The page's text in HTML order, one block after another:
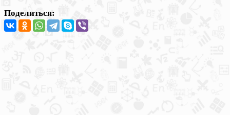
Поделиться: